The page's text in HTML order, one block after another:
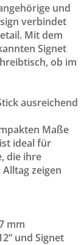
und
verbindet
Mit dem
Signet
ob im
ausreichend
Maße
ideal für
die ihre
zeigen
mm
und Signet